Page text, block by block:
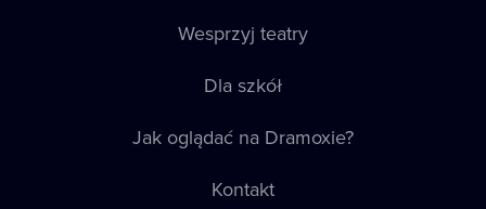
Wesprzyj teatry
Dla szkół
Jak oglądać na Dramoxie?
Kontakt